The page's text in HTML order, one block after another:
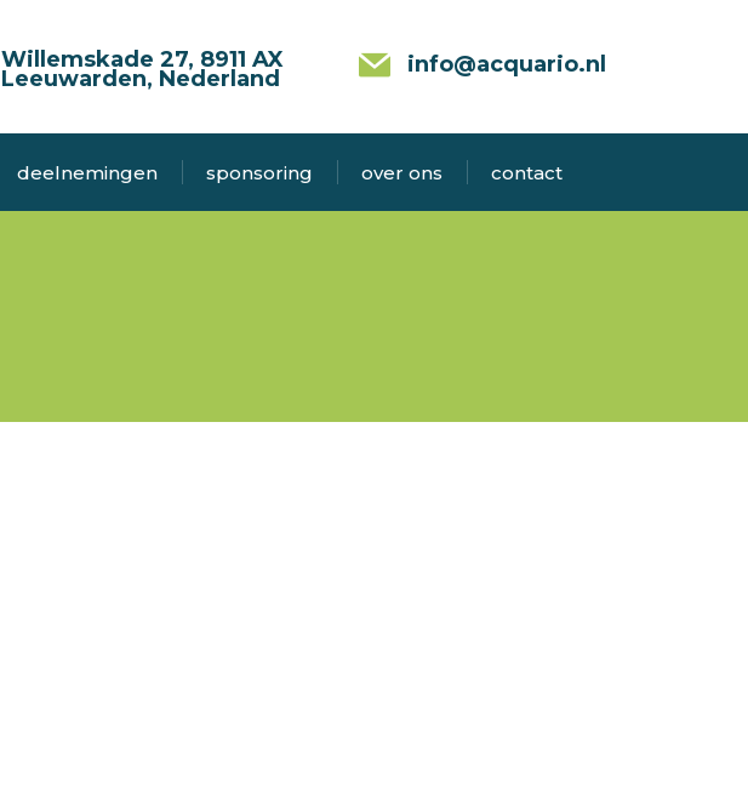
info@acquario.nl
Willemskade 27, 8911 AX
Leeuwarden, Nederland
deelnemingen sponsoring over ons contact